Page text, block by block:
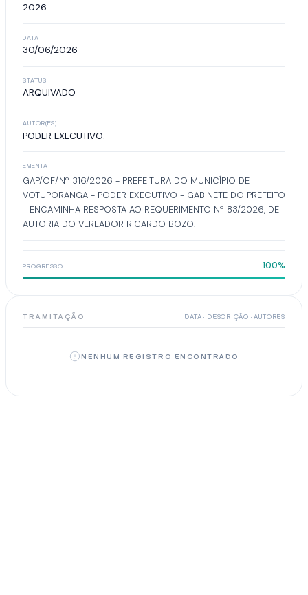
2026
DATA
30/06/2026
STATUS
ARQUIVADO
AUTOR(ES)
PODER EXECUTIVO.
EMENTA
GAP/OF/Nº 316/2026 - PREFEITURA DO MUNICÍPIO DE
VOTUPORANGA - PODER EXECUTIVO - GABINETE DO PREFEITO
- ENCAMINHA RESPOSTA AO REQUERIMENTO Nº 83/2026, DE
AUTORIA DO VEREADOR RICARDO BOZO.
PROGRESSO 100%
TRAMITAÇÃO DATA · DESCRIÇÃO · AUTORES
NENHUM REGISTRO ENCONTRADO